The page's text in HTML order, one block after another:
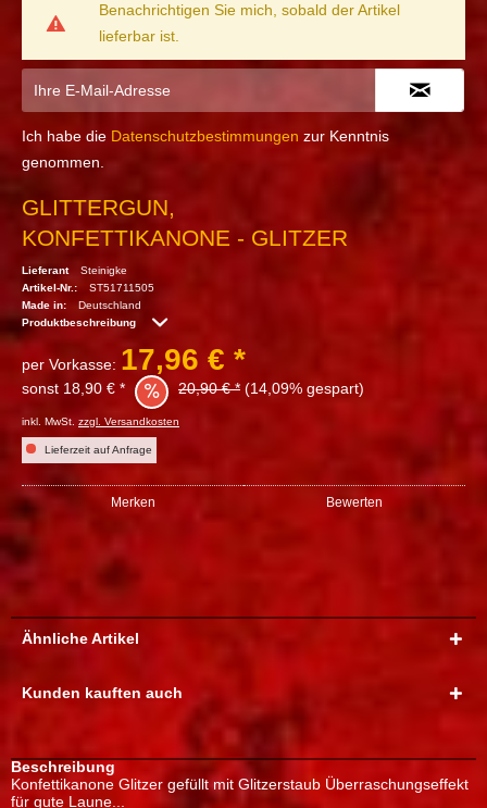
Benachrichtigen Sie mich, sobald der Artikel
lieferbar ist.
Ich habe die Datenschutzbestimmungen zur Kenntnis
genommen.
GLITTERGUN,
KONFETTIKANONE - GLITZER
Lieferant
Steinigke
Artikel-Nr.:
ST51711505
Made in:
Deutschland
Produktbeschreibung
per Vorkasse: 17,96 € *
sonst 18,90 € * 20,90 € * (14,09% gespart)
inkl. MwSt. zzgl. Versandkosten
Lieferzeit auf Anfrage
Merken Bewerten
Ähnliche Artikel
Kunden kauften auch
Beschreibung
Konfettikanone Glitzer gefüllt mit Glitzerstaub Überraschungseffekt
für gute Laune...